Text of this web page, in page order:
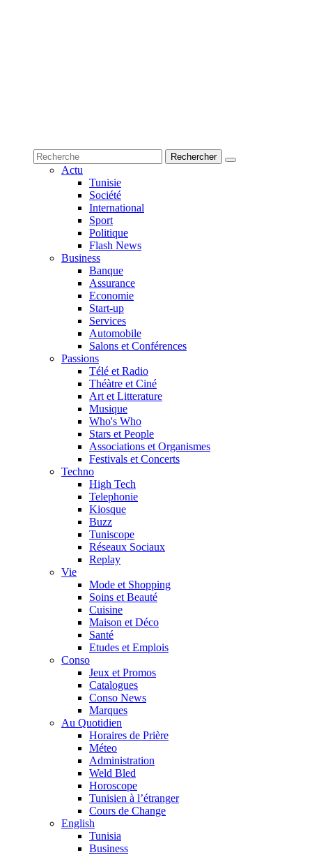
Actu
Tunisie
Société
International
Sport
Politique
Flash News
Business
Banque
Assurance
Economie
Start-up
Services
Automobile
Salons et Conférences
Passions
Télé et Radio
Théàtre et Ciné
Art et Litterature
Musique
Who's Who
Stars et People
Associations et Organismes
Festivals et Concerts
Techno
High Tech
Telephonie
Kiosque
Buzz
Tuniscope
Réseaux Sociaux
Replay
Vie
Mode et Shopping
Soins et Beauté
Cuisine
Maison et Déco
Santé
Etudes et Emplois
Conso
Jeux et Promos
Catalogues
Conso News
Marques
Au Quotidien
Horaires de Prière
Méteo
Administration
Weld Bled
Horoscope
Tunisien à l’étranger
Cours de Change
English
Tunisia
Business